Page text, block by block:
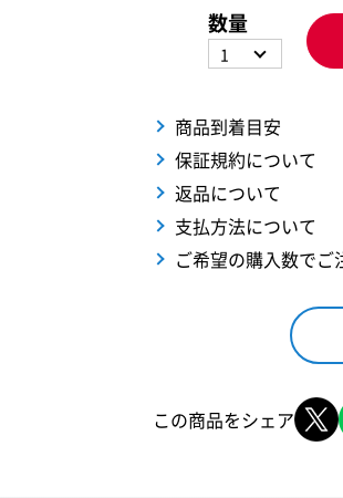
数量
1
商品到着目安
保証規約について
返品について
支払方法について
ご希望の購入数で
この商品をシェア